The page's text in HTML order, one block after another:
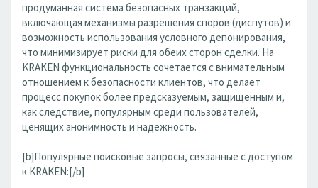
продуманная система безопасных транзакций,
включающая механизмы разрешения споров (диспутов) и
возможность использования условного депонирования,
что минимизирует риски для обеих сторон сделки. На
KRAKEN функциональность сочетается с внимательным
отношением к безопасности клиентов, что делает
процесс покупок более предсказуемым, защищенным и,
как следствие, популярным среди пользователей,
ценящих анонимность и надежность.
[b]Популярные поисковые запросы, связанные с доступом
к KRAKEN:[/b]